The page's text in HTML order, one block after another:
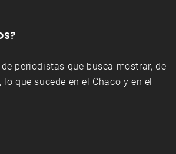
periodistas que busca mostrar, de
que sucede en el Chaco y en el